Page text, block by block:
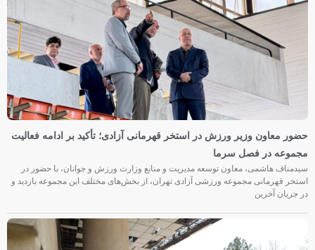
حضور معاون وزیر ورزش در استخر قهرمانی آزادی؛ تأکید بر ادامه فعالیت
مجموعه در فصل سرما
سیدمناف هاشمی، معاون توسعه مدیریت و منابع وزارت ورزش و جوانان، با حضور در
استخر قهرمانی مجموعه ورزشی آزادی تهران، از بخش‌های مختلف این مجموعه بازدید و
در جریان آخرین